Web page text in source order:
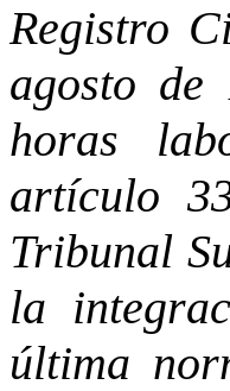
Registro
agosto de
horas
artículo
Tribunal
la
última